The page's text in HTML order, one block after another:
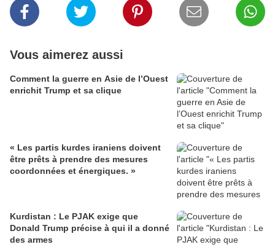
Vous aimerez aussi
Comment la guerre en Asie de l’Ouest
enrichit Trump et sa clique
« Les partis kurdes iraniens doivent
être prêts à prendre des mesures
coordonnées et énergiques. »
Kurdistan : Le PJAK exige que
Donald Trump précise à qui il a donné
des armes